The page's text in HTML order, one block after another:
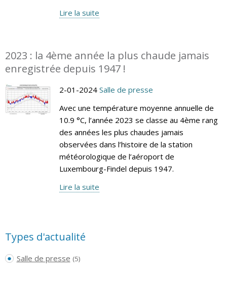
Lire la suite
2023 : la 4ème année la plus chaude jamais
enregistrée depuis 1947 !
2-01-2024 Salle de presse
Avec une température moyenne annuelle de
10.9 °C, l’année 2023 se classe au 4ème rang
des années les plus chaudes jamais
observées dans l’histoire de la station
météorologique de l’aéroport de
Luxembourg-Findel depuis 1947.
Lire la suite
Types d'actualité
Salle de presse (5)